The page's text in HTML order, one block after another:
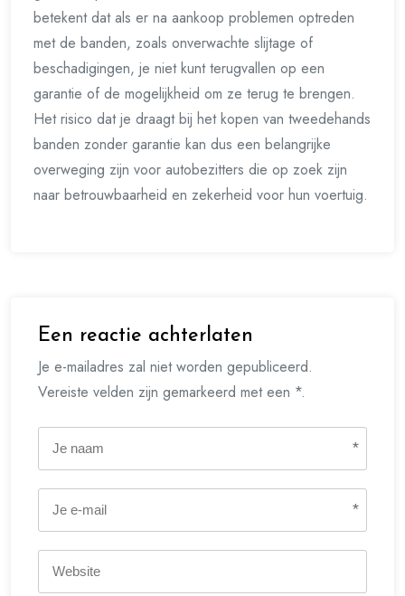
betekent dat als er na aankoop problemen optreden
met de banden, zoals onverwachte slijtage of
beschadigingen, je niet kunt terugvallen op een
garantie of de mogelijkheid om ze terug te brengen.
Het risico dat je draagt bij het kopen van tweedehands
banden zonder garantie kan dus een belangrijke
overweging zijn voor autobezitters die op zoek zijn
naar betrouwbaarheid en zekerheid voor hun voertuig.
Een reactie achterlaten
Je e-mailadres zal niet worden gepubliceerd.
Vereiste velden zijn gemarkeerd met een *.
*
*